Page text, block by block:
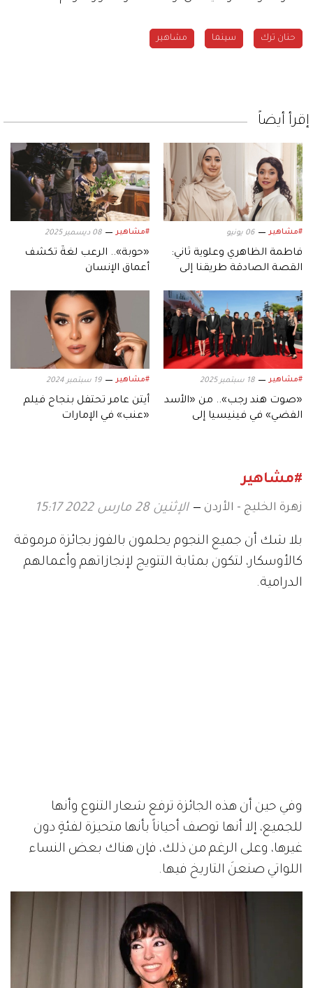
حنان ترك سينما مشاهير
إقرأ أيضاً
#مشاهير 06 يونيو
فاطمة الظاهري وعلوية ثاني:
القصة الصادقة طريقنا إلى
#مشاهير 08 ديسمبر 2025
«حوبة».. الرعب لغةٌ تكشف
أعماق الإنسان
#مشاهير 18 سبتمبر 2025
«صوت هند رجب».. من «الأسد
الفضي» في فينيسيا إلى
#مشاهير 19 سبتمبر 2024
أيتن عامر تحتفل بنجاح فيلم
«عنب» في الإمارات
#مشاهير
زهرة الخليج - الأردن الإثنين 28 مارس 2022 15:17
بلا شك أن جميع النجوم يحلمون بالفوز بجائزة مرموقة
كالأوسكار، لتكون بمثابة التتويج لإنجازاتهم وأعمالهم
الدرامية.
وفي حين أن هذه الجائزة ترفع شعار التنوع وأنها
للجميع، إلا أنها توصف أحياناً بأنها متحيزة لفئةٍ دون
غيرها، وعلى الرغم من ذلك، فإن هناك بعض النساء
اللواتي صنعنَ التاريخ فيها.